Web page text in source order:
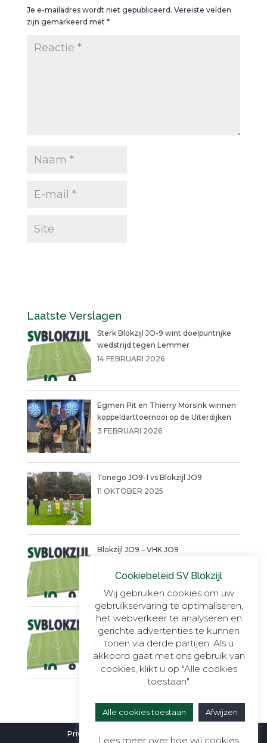
Je e-mailadres wordt niet gepubliceerd. Vereiste velden
zijn gemarkeerd met *
Laatste Verslagen
Sterk Blokzijl JO-9 wint doelpuntrijke
wedstrijd tegen Lemmer
14 FEBRUARI 2026
Egmen Pit en Thierry Morsink winnen
koppeldarttoernooi op de Uiterdijken
3 FEBRUARI 2026
Tonego JO9-1 vs Blokzijl JO9
11 OKTOBER 2025
Blokzijl JO9 – VHK JO9
Een warme succesvolle dag!!
14 JUNI 2025
Privacyverklaring
Cookiebeleid SV Blokzijl
Wij gebruiken cookies om uw
gebruikservaring te optimaliseren,
het webverkeer te analyseren en
gerichte advertenties te kunnen
tonen via derde partijen. Als u
akkoord gaat met ons gebruik van
cookies, klikt u op "Alle cookies
toestaan".
Alle cookies toestaan Afwijzen
Lees meer over hoe wij cookies